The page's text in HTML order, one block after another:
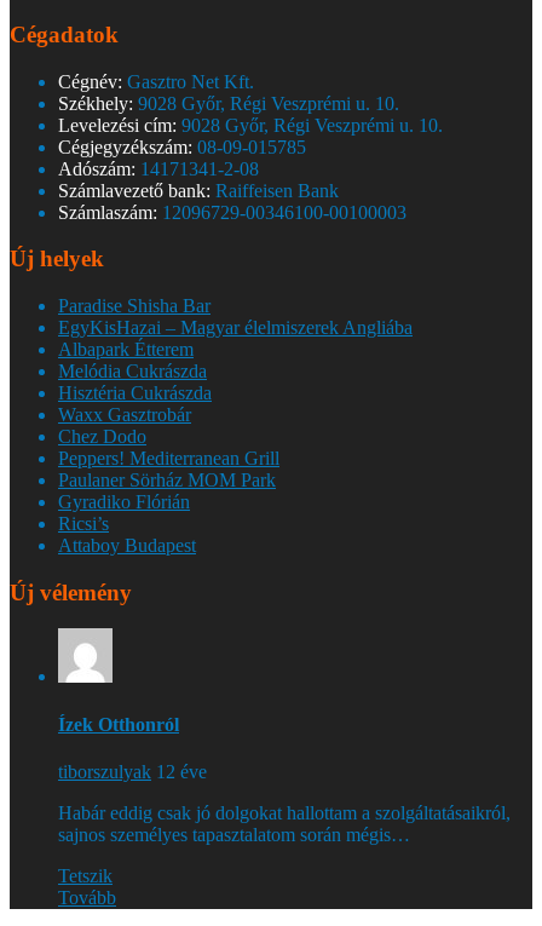
Cégadatok
Cégnév: Gasztro Net Kft.
Székhely: 9028 Győr, Régi Veszprémi u. 10.
Levelezési cím: 9028 Győr, Régi Veszprémi u. 10.
Cégjegyzékszám: 08-09-015785
Adószám: 14171341-2-08
Számlavezető bank: Raiffeisen Bank
Számlaszám: 12096729-00346100-00100003
Új helyek
Paradise Shisha Bar
EgyKisHazai – Magyar élelmiszerek Angliába
Albapark Étterem
Melódia Cukrászda
Hisztéria Cukrászda
Waxx Gasztrobár
Chez Dodo
Peppers! Mediterranean Grill
Paulaner Sörház MOM Park
Gyradiko Flórián
Ricsi’s
Attaboy Budapest
Új vélemény
Ízek Otthonról
tiborszulyak 12 éve
Habár eddig csak jó dolgokat hallottam a szolgáltatásaikról,
sajnos személyes tapasztalatom során mégis…
Tetszik
Tovább